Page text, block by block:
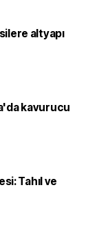
altyapı
kavurucu
Tahıl ve